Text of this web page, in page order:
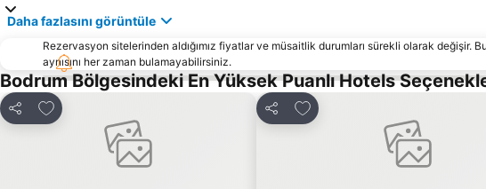
Daha fazlasını görüntüle
Rezervasyon sitelerinden aldığımız fiyatlar ve müsaitlik durumları sürekli olarak
aynısını her zaman bulamayabilirsiniz.
Bodrum Bölgesindeki En Yüksek Puanlı Hotels
Paylaş
Favorilerime ekle
Paylaş
Favorilerime ekle